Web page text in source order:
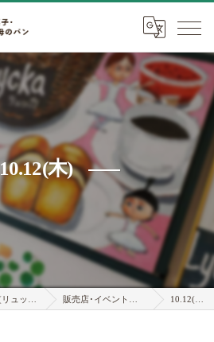
10.12(木)
販売店･イベント情報 10.12(木)